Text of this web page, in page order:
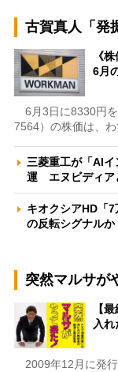
古賀真人「発
《
6月
6月3日に8330円を
7564）の株価は、
三菱重工が「AI
運 エヌビディア
キオクシアHD「
の反転シグナル
突然マルサが
【
入
2009年12月に発